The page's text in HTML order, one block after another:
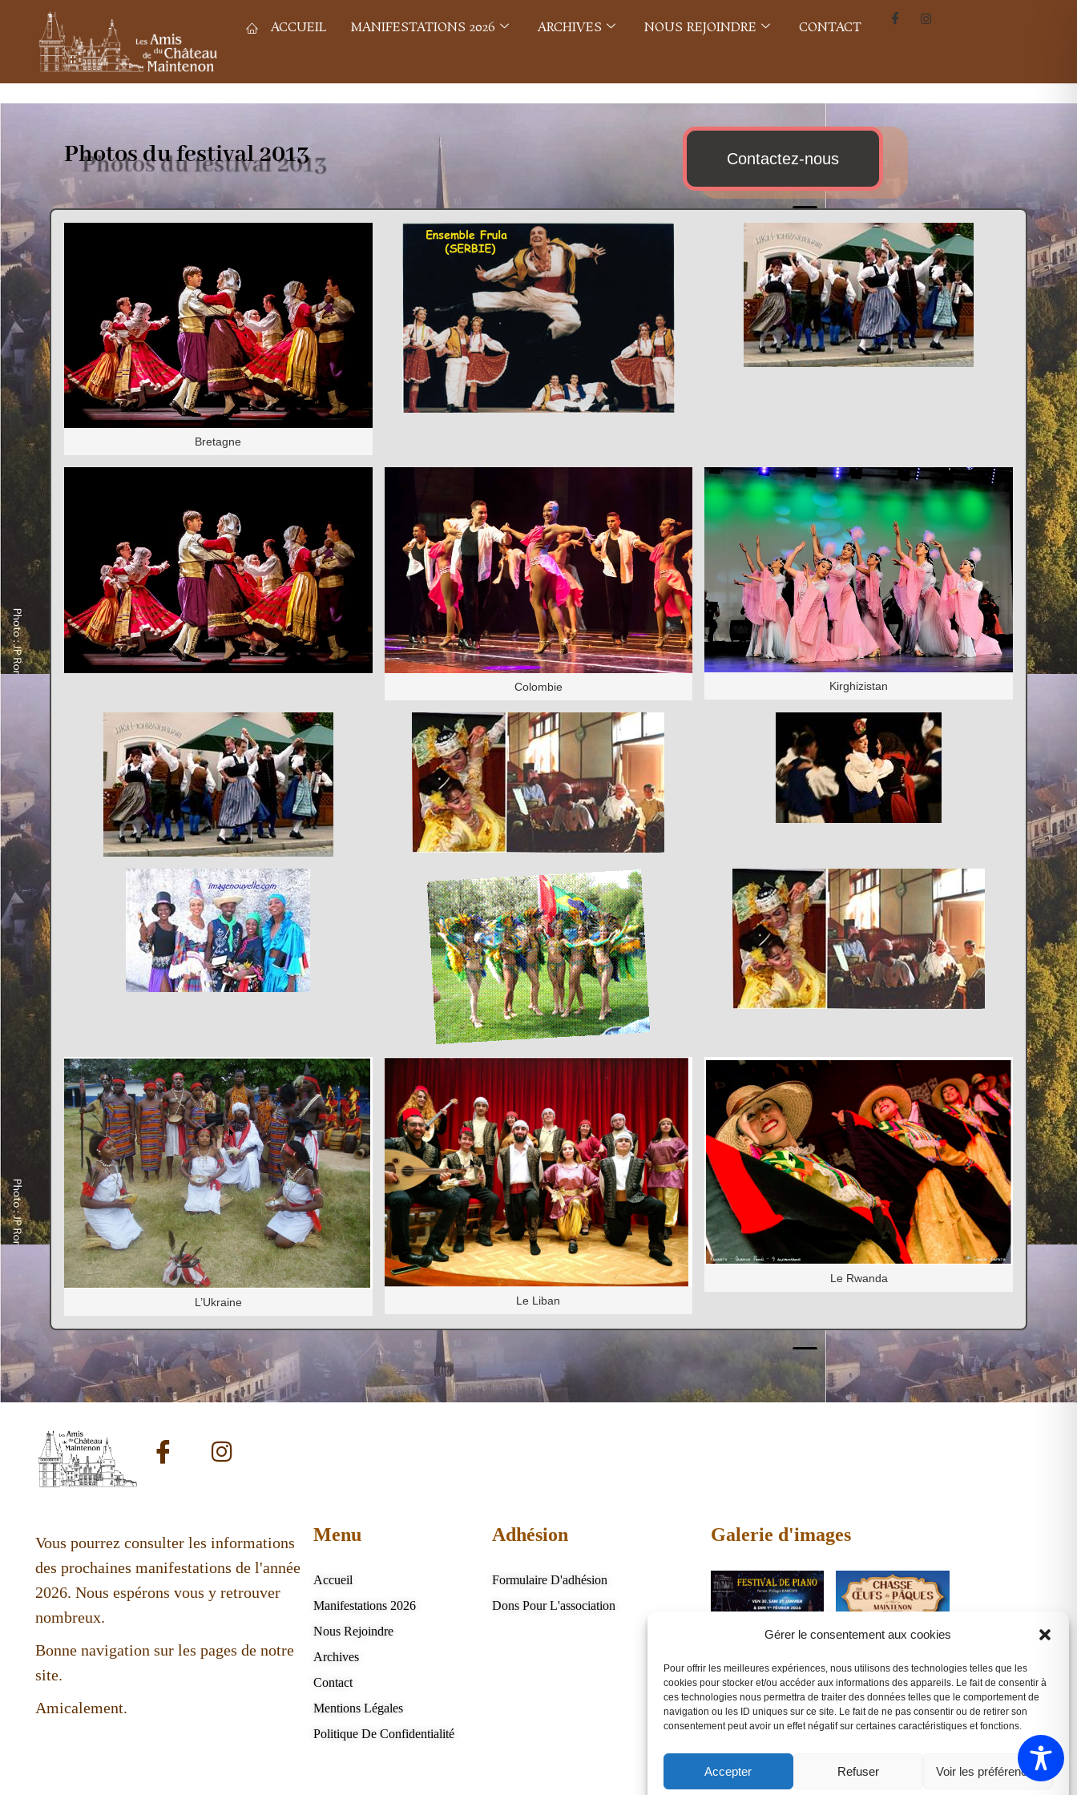
Gérer le consentement aux cookies
Pour offrir les meilleures expériences, nous utilisons des technologies telles que les
cookies pour stocker et/ou accéder aux informations des appareils. Le fait de consentir à
ces technologies nous permettra de traiter des données telles que le comportement de
navigation ou les ID uniques sur ce site. Le fait de ne pas consentir ou de retirer son
consentement peut avoir un effet négatif sur certaines caractéristiques et fonctions.
Accepter Refuser Voir les préférences
ACCUEIL MANIFESTATIONS 2026 ARCHIVES NOUS REJOINDRE CONTACT
Photos du festival 2013 Contactez-nous
Bretagne
Colombie Kirghizistan
L’Ukraine Le Liban
Le Rwanda
Vous pourrez consulter les informations
des prochaines manifestations de l'année
2026. Nous espérons vous y retrouver
nombreux.
Bonne navigation sur les pages de notre
site.
Amicalement.
Menu
Accueil
Manifestations 2026
Nous Rejoindre
Archives
Contact
Mentions Légales
Politique De Confidentialité
Adhésion
Formulaire D'adhésion
Dons Pour L'association
Galerie d'images